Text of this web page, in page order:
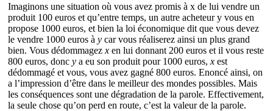
Imaginons une situation où vous avez promis à x de lui vendre un
produit 100 euros et qu’entre temps, un autre acheteur y vous en
propose 1000 euros, et bien la loi économique dit que vous devez
le vendre 1000 euros à y car vous réaliserez ainsi un plus grand
bien. Vous dédommagez x en lui donnant 200 euros et il vous reste
800 euros, donc y a eu son produit pour 1000 euros, x est
dédommagé et vous, vous avez gagné 800 euros. Enoncé ainsi, on
a l’impression d’être dans le meilleur des mondes possibles. Mais
les conséquences sont une dégradation de la parole. Effectivement,
la seule chose qu’on perd en route, c’est la valeur de la parole.